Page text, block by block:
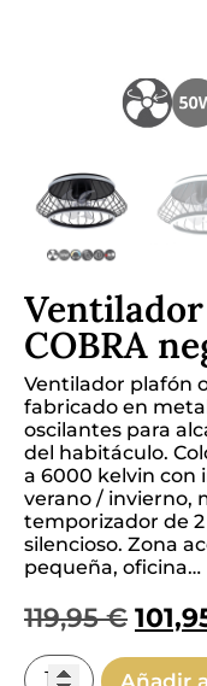
COBRA
Ventilador plafón
fabricado en
oscilantes para
del habitáculo.
a 6000 kelvin con
verano / invierno,
temporizador de
silencioso. Zona
pequeña, oficina…
119,95€